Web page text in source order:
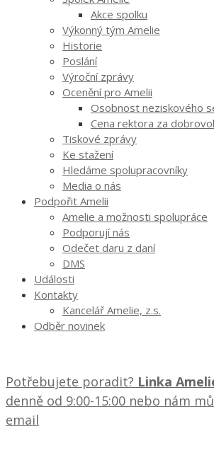
Akce spolku
Výkonný tým Amelie
Historie
Poslání
Výroční zprávy
Ocenění pro Amelii
Osobnost neziskového
Cena rektora za
Tiskové zprávy
Ke stažení
Hledáme spolupracovníky
Media o nás
Podpořit Amelii
Amelie a možnosti spolupráce
Podporují nás
Odečet daru z daní
DMS
Události
Kontakty
Kancelář Amelie, z.s.
Odběr novinek
Potřebujete poradit? Linka
denně od 9:00-15:00 nebo nám
email